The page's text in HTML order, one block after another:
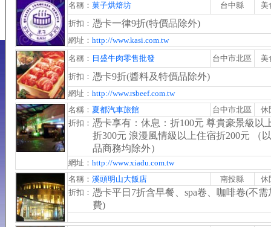
名稱： 菓子烘焙坊 台中縣
美
折扣： 憑卡一律9折(特價品除外)
網址： http://www.kasi.com.tw
名稱： 日盛牛肉零售批發 台中市北區
美
折扣： 憑卡9折(醬料及特價品除外)
網址： http://www.rsbeef.com.tw
名稱： 夏都汽車旅館 台中市北區
休
折扣： 憑卡享有：休息：折100元 尊貴豪景級以
折300元 浪漫風情級以上住宿折200元 （
品商務均除外）
網址： http://www.xiadu.com.tw
名稱： 溪頭明山大飯店 南投縣
休
折扣： 憑卡平日7折含早餐、spa卷、咖啡卷(不需
費)